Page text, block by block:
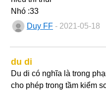
Nhó :33
Duy FF - 2021-05-18
du di
Du di có nghĩa là trong
cho phép trong tầm kiểm